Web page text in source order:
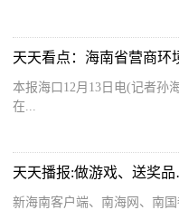
天天看点：海南省营商环
本报海口12月13日电(记者孙
在...
新海南客户端、南海网、南